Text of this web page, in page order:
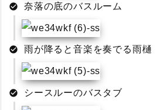
奈落の底のバスルーム
雨が降ると音楽を奏でる雨樋
シースルーのバスタブ